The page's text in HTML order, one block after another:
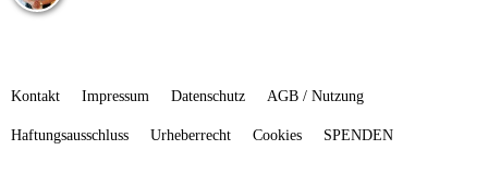
Kontakt Impressum Datenschutz AGB / Nutzung
Haftungsausschluss Urheberrecht Cookies SPENDEN